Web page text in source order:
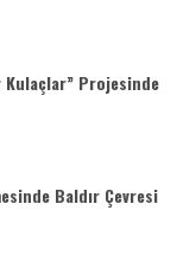
Kulaçlar” Projesinde
Baldır Çevresi